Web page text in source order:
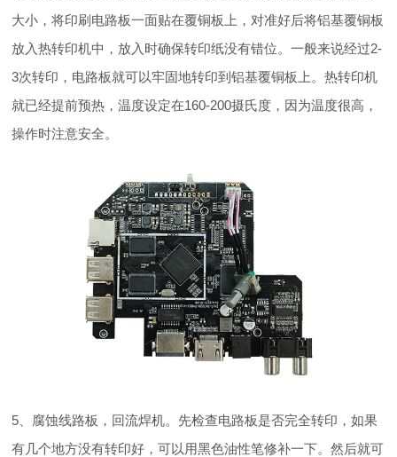
大小，将印刷电路板一面贴在覆铜板上，对准好后将铝基覆铜板
放入热转印机中，放入时确保转印纸没有错位。一般来说经过2-
3次转印，电路板就可以牢固地转印到铝基覆铜板上。热转印机
就已经提前预热，温度设定在160-200摄氏度，因为温度很高，
操作时注意安全。
5、腐蚀线路板，回流焊机。先检查电路板是否完全转印，如果
有几个地方没有转印好，可以用黑色油性笔修补一下。然后就可